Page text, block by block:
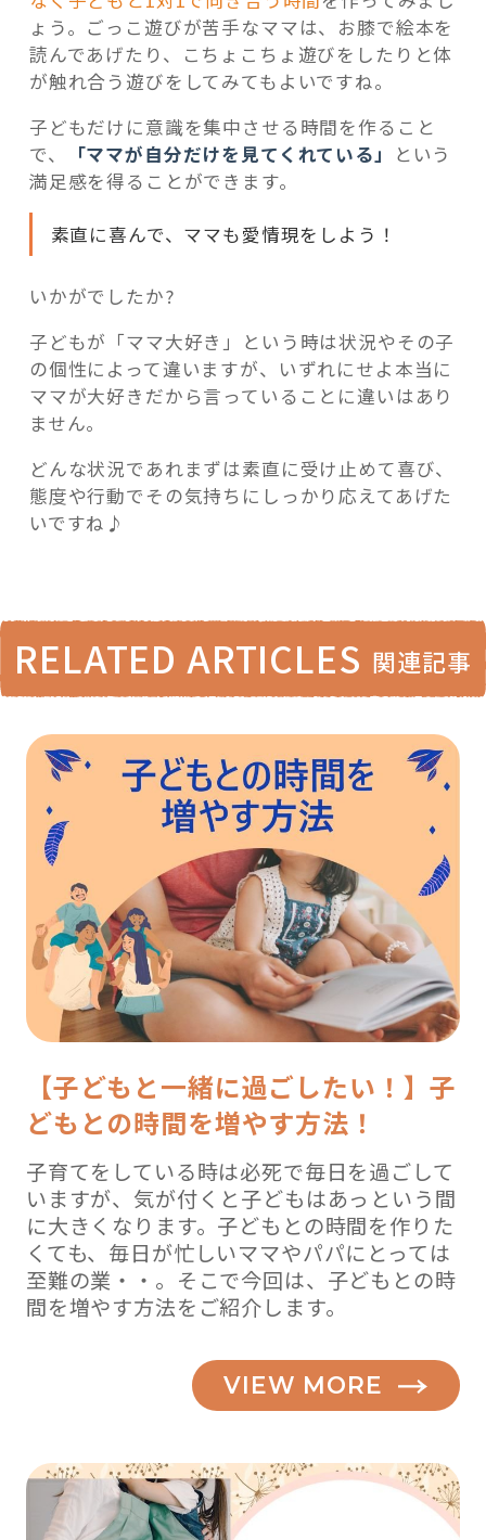
ょう。ごっこ遊びが苦手なママは、お膝で絵本を
読んであげたり、こちょこちょ遊びをしたりと体
が触れ合う遊びをしてみてもよいですね。
子どもだけに意識を集中させる時間を作ること
で、
「ママが自分だけを見てくれている」
という
満足感を得ることができます。
素直に喜んで、ママも愛情現をしよう！
いかがでしたか?
子どもが「ママ大好き」という時は状況やその子
の個性によって違いますが、いずれにせよ本当に
ママが大好きだから言っていることに違いはあり
ません。
どんな状況であれまずは素直に受け止めて喜び、
態度や行動でその気持ちにしっかり応えてあげた
いですね♪
RELATED ARTICLES 関連記事
【子どもと一緒に過ごしたい！】子
どもとの時間を増やす方法！
子育てをしている時は必死で毎日を過ごして
いますが、気が付くと子どもはあっという間
に大きくなります。子どもとの時間を作りた
くても、毎日が忙しいママやパパにとっては
至難の業・・。そこで今回は、子どもとの時
間を増やす方法をご紹介します。
VIEW MORE